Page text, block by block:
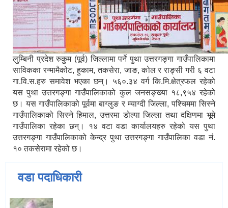
लुम्बिनी प्रदेश रुकुम (पूर्व) जिल्लामा पर्ने पुथा उत्तरगङ्गा गाउँपालिकामा
साविकका रन्मामैकोट, हुकाम, तकसेरा, जाङ, कोल र राङ्सी गरी ६ वटा
गा.वि.स.हरु समावेश भएका छन्। ५६०.३४ वर्ग कि.मि.क्षेत्रफल रहेको
यस पुथा उत्तरगङ्गा गाउँपालिकाको कुल जनसङ्ख्या १८,९५४ रहेको
छ। यस गाउँपालिकाको पूर्वमा बाग्लुङ र म्याग्दी जिल्ला, पश्चिममा सिस्ने
गाउँपालिकाको सिस्ने हिमाल, उत्तरमा डोल्पा जिल्ला तथा दक्षिणमा भूमे
गाउँपालिका रहेका छन्। १४ वटा वडा कार्यालयहरु रहेको यस पुथा
उत्तरगङ्गा गाउँपालिकाको केन्द्र पुथा उत्तरगङ्गा गाउँपालिका वडा नं.
१० तकसेरामा रहेको छ।
वडा पदाधिकारी